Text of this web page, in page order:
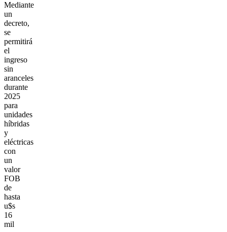
Mediante
un
decreto,
se
permitirá
el
ingreso
sin
aranceles
durante
2025
para
unidades
híbridas
y
eléctricas
con
un
valor
FOB
de
hasta
u$s
16
mil